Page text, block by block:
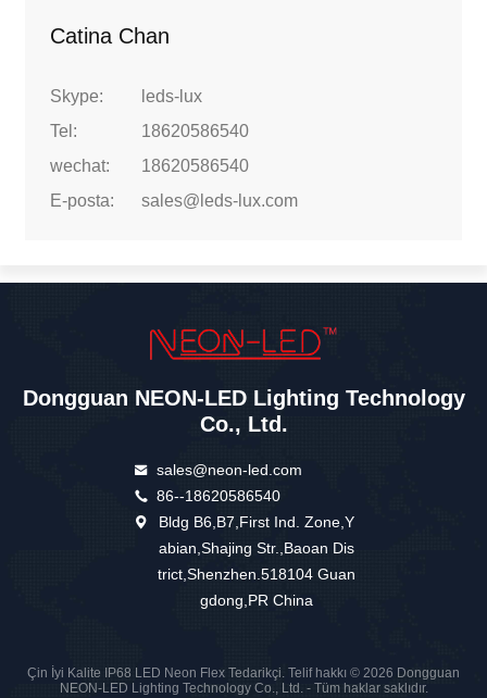
Catina Chan
Skype:
leds-lux
Tel:
18620586540
wechat:
18620586540
E-posta:
sales@leds-lux.com
Dongguan NEON-LED Lighting Technology
Co., Ltd.
sales@neon-led.com
86--18620586540
Bldg B6,B7,First Ind. Zone,Y
abian,Shajing Str.,Baoan Dis
trict,Shenzhen.518104 Guan
gdong,PR China
Çin İyi Kalite IP68 LED Neon Flex Tedarikçi. Telif hakkı © 2026 Dongguan
NEON-LED Lighting Technology Co., Ltd. - Tüm haklar saklıdır.